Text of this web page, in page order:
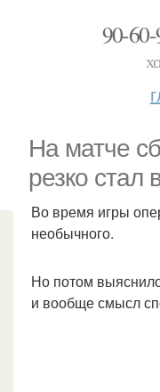
90-
На матче
резко стал
Во время игры
необычного.
Но потом
и вообще смысл